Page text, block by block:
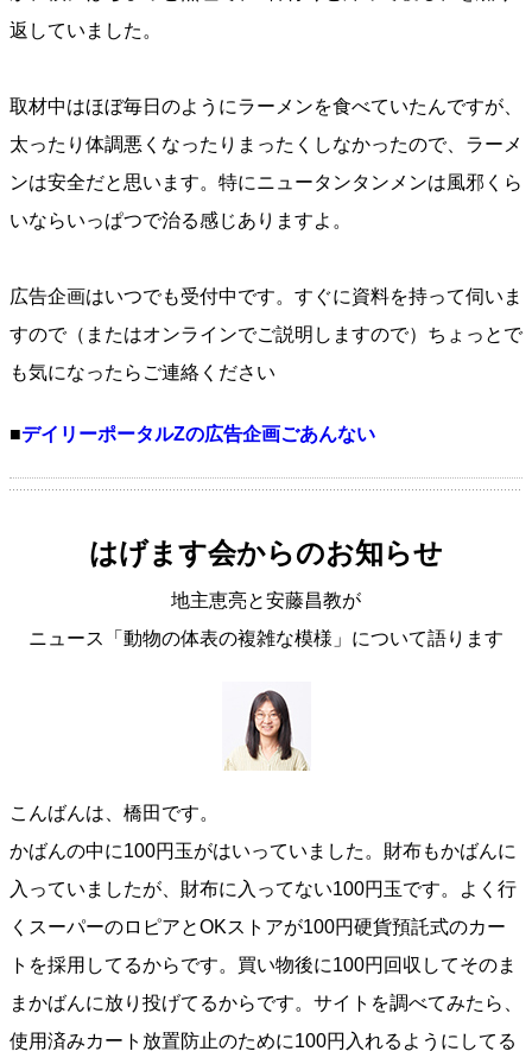
返していました。
取材中はほぼ毎日のようにラーメンを食べていたんですが、
太ったり体調悪くなったりまったくしなかったので、ラーメ
ンは安全だと思います。特にニュータンタンメンは風邪くら
いならいっぱつで治る感じありますよ。
広告企画はいつでも受付中です。すぐに資料を持って伺いま
すので（またはオンラインでご説明しますので）ちょっとで
も気になったらご連絡ください
■デイリーポータルZの広告企画ごあんない
はげます会からのお知らせ
地主恵亮と安藤昌教が
ニュース「動物の体表の複雑な模様」について語ります
こんばんは、橋田です。
かばんの中に100円玉がはいっていました。財布もかばんに
入っていましたが、財布に入ってない100円玉です。よく行
くスーパーのロピアとOKストアが100円硬貨預託式のカー
トを採用してるからです。買い物後に100円回収してそのま
まかばんに放り投げてるからです。サイトを調べてみたら、
使用済みカート放置防止のために100円入れるようにしてる